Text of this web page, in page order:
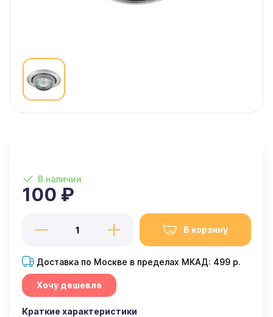
В наличии
100 ₽
В корзину
Доставка по Москве в пределах МКАД: 499 р.
Хочу дешевле
Краткие характеристики